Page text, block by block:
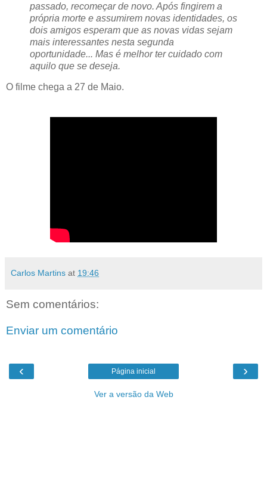
passado, recomeçar de novo. Após fingirem a
própria morte e assumirem novas identidades, os
dois amigos esperam que as novas vidas sejam
mais interessantes nesta segunda
oportunidade... Mas é melhor ter cuidado com
aquilo que se deseja.
O filme chega a 27 de Maio.
Carlos Martins at 19:46
Sem comentários:
Enviar um comentário
‹ ›
Página inicial
Ver a versão da Web